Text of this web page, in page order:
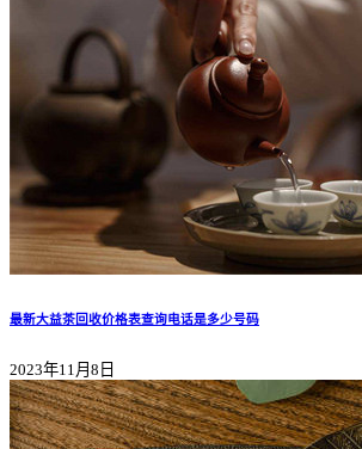
最新大益茶回收价格表查询电话是多少号码
2023年11月8日